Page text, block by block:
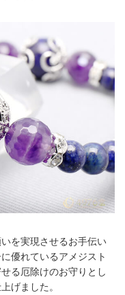
を実現させるお手伝い
優れているアメジスト
る厄除けのお守りとし
げました。